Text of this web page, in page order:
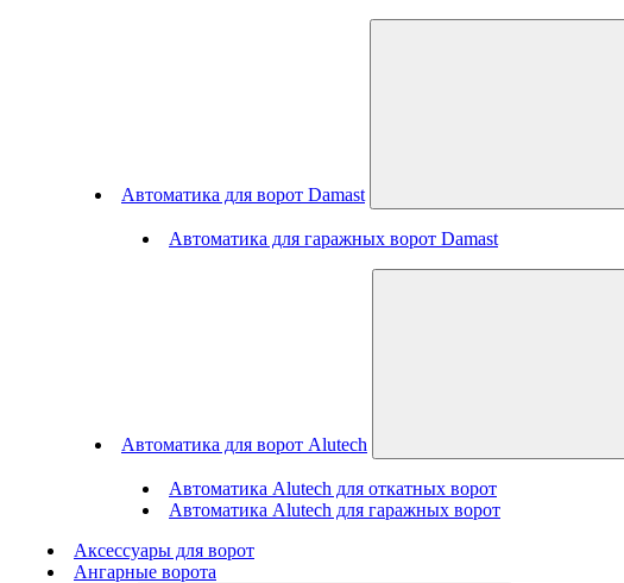
Автоматика для ворот Damast
Автоматика для гаражных ворот Damast
Автоматика для ворот Alutech
Автоматика Alutech для откатных ворот
Автоматика Alutech для гаражных ворот
Аксессуары для ворот
Ангарные ворота